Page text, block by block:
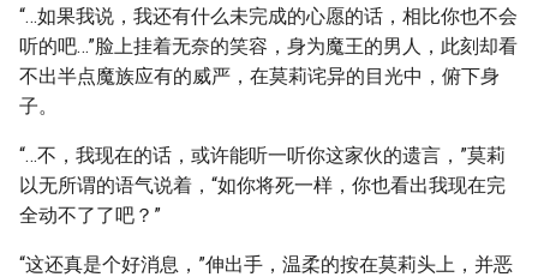
“…如果我说，我还有什么未完成的心愿的话，相比你也不会
听的吧…”脸上挂着无奈的笑容，身为魔王的男人，此刻却看
不出半点魔族应有的威严，在莫莉诧异的目光中，俯下身
子。
“…不，我现在的话，或许能听一听你这家伙的遗言，”莫莉
以无所谓的语气说着，“如你将死一样，你也看出我现在完
全动不了了吧？”
“这还真是个好消息，”伸出手，温柔的按在莫莉头上，并恶